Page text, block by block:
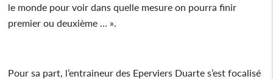
le monde pour voir dans quelle mesure on pourra finir
premier ou deuxième … ».
Pour sa part, l’entraineur des Eperviers Duarte s’est focalisé